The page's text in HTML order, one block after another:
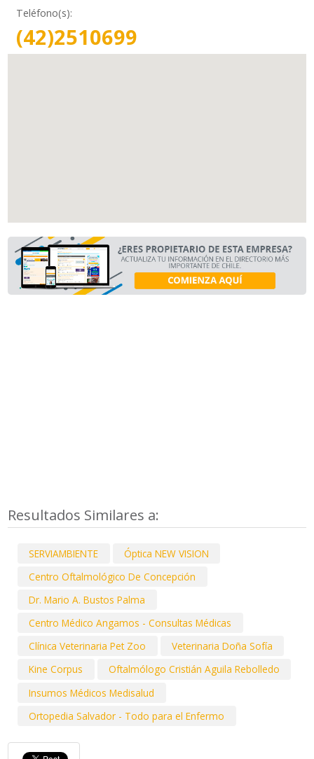
Teléfono(s):
(42)2510699
Resultados Similares a:
SERVIAMBIENTE
Óptica NEW VISION
Centro Oftalmológico De Concepción
Dr. Mario A. Bustos Palma
Centro Médico Angamos - Consultas Médicas
Clínica Veterinaria Pet Zoo
Veterinaria Doña Sofía
Kine Corpus
Oftalmólogo Cristián Aguila Rebolledo
Insumos Médicos Medisalud
Ortopedia Salvador - Todo para el Enfermo